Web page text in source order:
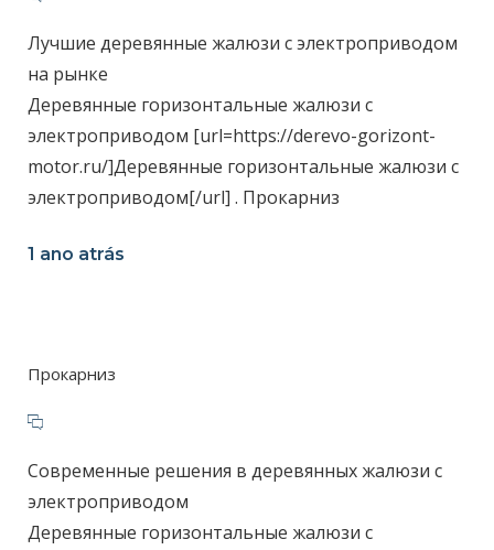
Лучшие деревянные жалюзи с электроприводом
на рынке
Деревянные горизонтальные жалюзи с
электроприводом [url=https://derevo-gorizont-
motor.ru/]Деревянные горизонтальные жалюзи с
электроприводом[/url] . Прокарниз
1 ano atrás
Прокарниз
Современные решения в деревянных жалюзи с
электроприводом
Деревянные горизонтальные жалюзи с